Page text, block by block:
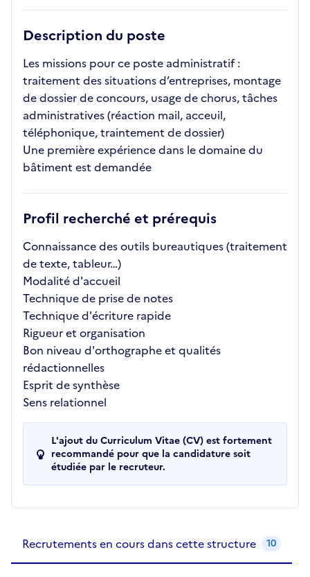
Description du poste
Les missions pour ce poste administratif :
traitement des situations d’entreprises, montage
de dossier de concours, usage de chorus, tâches
administratives (réaction mail, acceuil,
téléphonique, traintement de dossier)
Une première expérience dans le domaine du
bâtiment est demandée
Profil recherché et prérequis
Connaissance des outils bureautiques (traitement
de texte, tableur…)
Modalité d'accueil
Technique de prise de notes
Technique d'écriture rapide
Rigueur et organisation
Bon niveau d'orthographe et qualités
rédactionnelles
Esprit de synthèse
Sens relationnel
L'ajout du Curriculum Vitae (CV) est fortement
recommandé pour que la candidature soit
étudiée par le recruteur.
Recrutements en cours dans cette structure 10